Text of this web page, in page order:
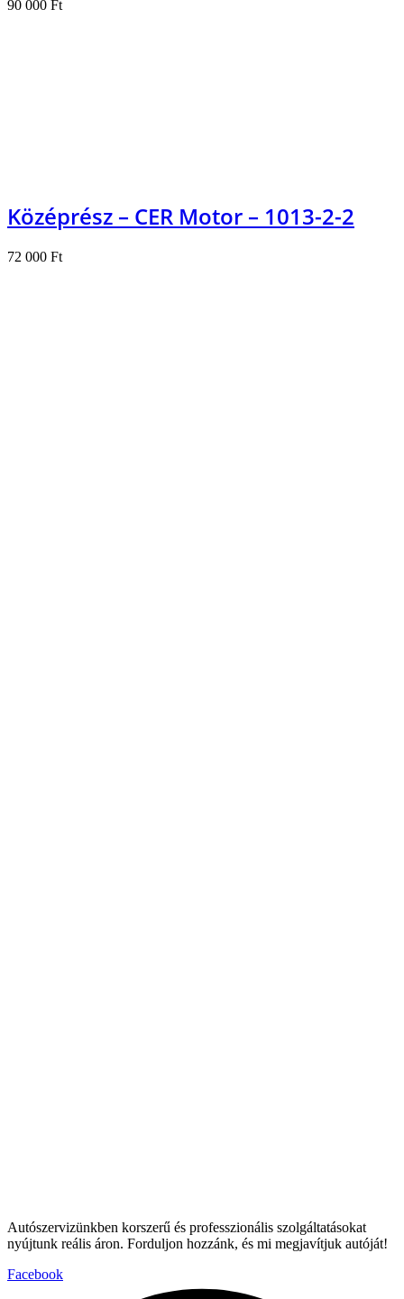
90 000 Ft
Középrész – CER Motor – 1013-2-2
72 000 Ft
Autószervizünkben korszerű és professzionális szolgáltatásokat
nyújtunk reális áron. Forduljon hozzánk, és mi megjavítjuk autóját!
Facebook